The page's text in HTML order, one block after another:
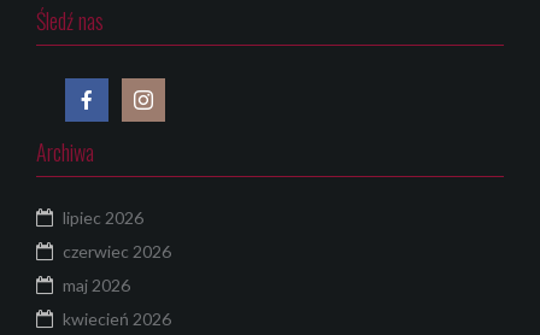
Śledź nas
Archiwa
lipiec 2026
czerwiec 2026
maj 2026
kwiecień 2026